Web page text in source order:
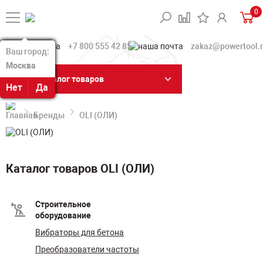
Ваш город:
Москва
Нет Да
Ваш город:
Москва
Нет Да
0
+7 800 555 42 85
Каталог товаров
Бренды OLI (ОЛИ)
Каталог товаров OLI (ОЛИ)
Строительное
оборудование
Вибраторы для бетона
Преобразователи частоты